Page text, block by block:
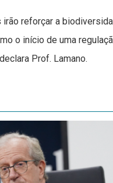
reforçar a
o início de uma
Prof. Lamano.